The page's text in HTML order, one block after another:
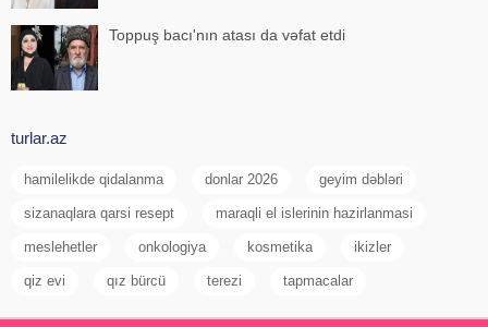
Toppuş bacı'nın atası da vəfat etdi
turlar.az
hamilelikde qidalanma donlar 2026 geyim dəbləri
sizanaqlara qarsi resept maraqli el islerinin hazirlanmasi
meslehetler onkologiya kosmetika ikizler
qiz evi qız bürcü terezi tapmacalar